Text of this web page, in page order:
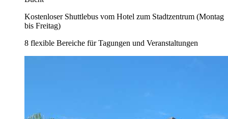
Kostenloser Shuttlebus vom Hotel zum Stadtzentrum (Montag
bis Freitag)
8 flexible Bereiche für Tagungen und Veranstaltungen